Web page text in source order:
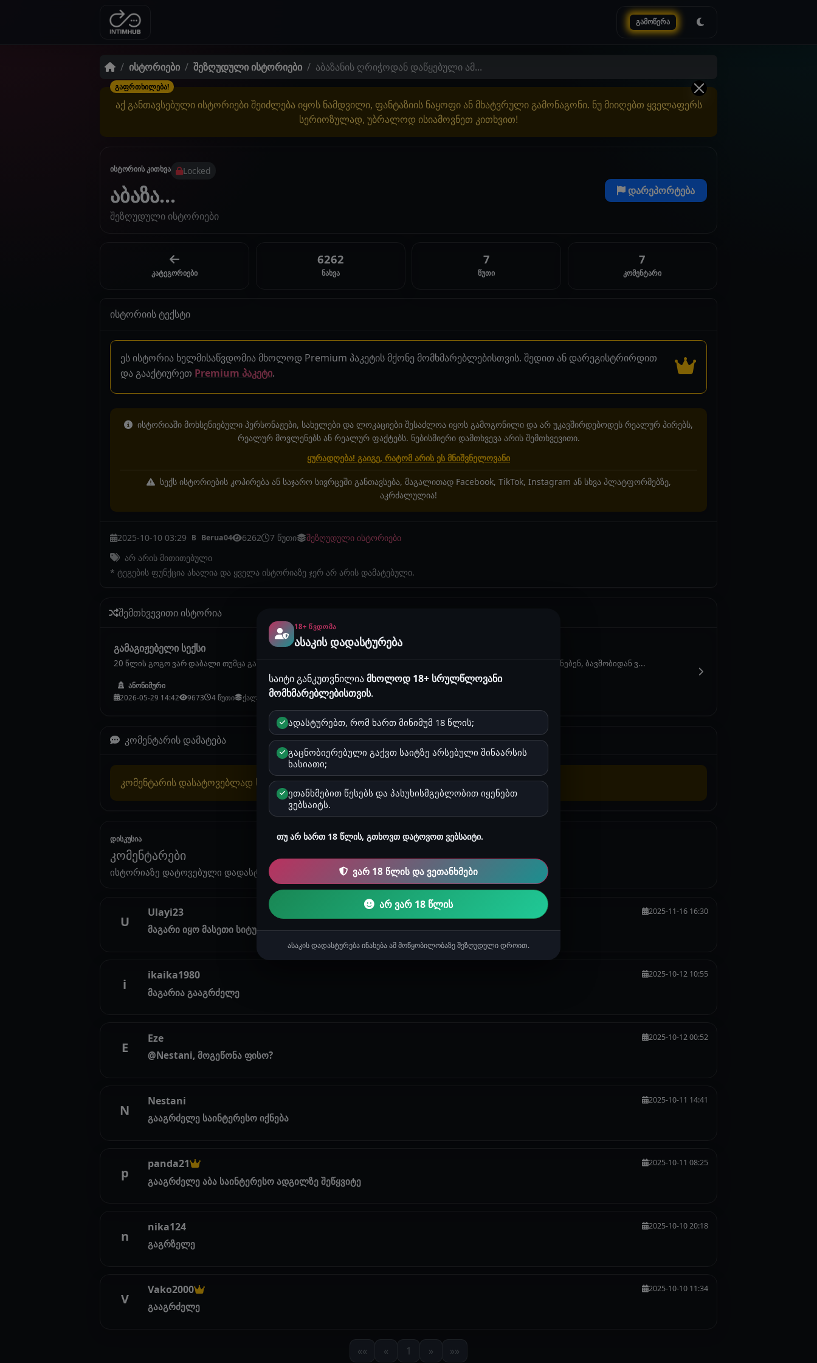
გამოწერა
ისტორიები შეზღუდული ისტორიები აბაზანის ღრიჭოდან დაწყებული ამ...
გაფრთხილება!
აქ განთავსებული ისტორიები შეიძლება იყოს ნამდვილი, ფანტაზიის ნაყოფი ან მხატვრული გამონაგონი. ნუ მიიღებთ ყველაფერს
სერიოზულად, უბრალოდ ისიამოვნეთ კითხვით!
ისტორიის კითხვა Locked
აბაზა...
შეზღუდული ისტორიები
დარეპორტება
კატეგორიები
6262
ნახვა
7
წუთი
7
კომენტარი
ისტორიის ტექსტი
ეს ისტორია ხელმისაწვდომია მხოლოდ Premium პაკეტის მქონე მომხმარებლებისთვის. შედით ან დარეგისტრირდით
და გააქტიურეთ Premium პაკეტი.
ისტორიაში მოხსენიებული პერსონაჟები, სახელები და ლოკაციები შესაძლოა იყოს გამოგონილი და არ უკავშირდებოდეს რეალურ პირებს,
რეალურ მოვლენებს ან რეალურ ფაქტებს. ნებისმიერი დამთხვევა არის შემთხვევითი.
ყურადღება! გაიგე, რატომ არის ეს მნიშვნელოვანი
სექს ისტორიების კოპირება ან საჯარო სივრცეში განთავსება, მაგალითად Facebook, TikTok, Instagram ან სხვა პლატფორმებზე,
აკრძალულია!
2025-10-10 03:29 B Berua04 6262 7 წუთი
შეზღუდული ისტორიები
არ არის მითითებული
* ტეგების ფუნქცია ახალია და ყველა ისტორიაზე ჯერ არ არის დამატებული.
შემთხვევითი ისტორია
გამაგიჟებელი სექსი
20 წლის გოგო ვარ დაბალი თუმცა გამხდარი მკერდიც კარგი მაქვს და საჯდომიც მოკლედ მამაკაცები არაფერს მიწუნებენ, ბავშობიდან ვ...
ანონიმური
2026-05-29 14:42 9673 4 წუთი ქალების ისტორიები
კომენტარის დამატება
კომენტარის დასატოვებლად საჭიროაავტორიზაციადა Premium პაკეტი.
დისკუსია
კომენტარები
ისტორიაზე დატოვებული დადასტურებული კომენტარები.
U
Ulayi23 2025-11-16 16:30
მაგარი იყო მასეთი სიტუაცია კარგ სექსს მირჩევნია კიდევ დაწერე რამე
i
ikaika1980 2025-10-12 10:55
მაგარია გააგრძელე
E
Eze 2025-10-12 00:52
@Nestani, მოგეწონა ფისო?
N
Nestani 2025-10-11 14:41
გააგრძელე საინტერესო იქნება
p
panda21 2025-10-11 08:25
გააგრძელე აბა საინტერესო ადგილზე შეწყვიტე
n
nika124 2025-10-10 20:18
გაგრზელე
V
Vako2000 2025-10-10 11:34
გააგრძელე
«« « 1 » »»
18+ ᲬᲕᲓᲝᲛᲐ
ასაკის დადასტურება
საიტი განკუთვნილიამხოლოდ 18+ სრულწლოვანი
მომხმარებლებისთვის.
ადასტურებთ, რომ ხართ მინიმუმ 18 წლის;
გაცნობიერებული გაქვთ საიტზე არსებული შინაარსის
ხასიათი;
ეთანხმებით წესებს და პასუხისმგებლობით იყენებთ
ვებსაიტს.
თუ არ ხართ 18 წლის, გთხოვთ დატოვოთ ვებსაიტი.
ვარ 18 წლის და ვეთანხმები
არ ვარ 18 წლის
ასაკის დადასტურება ინახება ამ მოწყობილობაზე შეზღუდული დროით.